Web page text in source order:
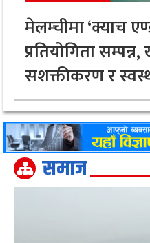
मेलम्चीमा ‘क्याच
प्रतियोगिता
सशक्तीकरण र
समाज